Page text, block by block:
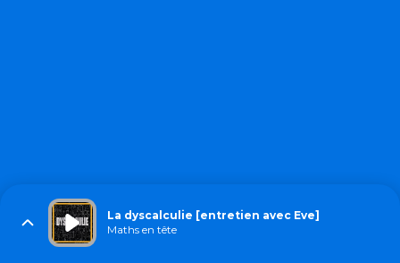
La dyscalculie [entretien avec Eve]
Maths en tête